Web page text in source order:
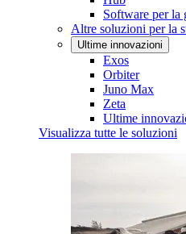
Software per la
Altre soluzioni per la
Ultime innovazioni
Exos
Orbiter
Juno Max
Zeta
Ultime
Visualizza tutte le soluzioni